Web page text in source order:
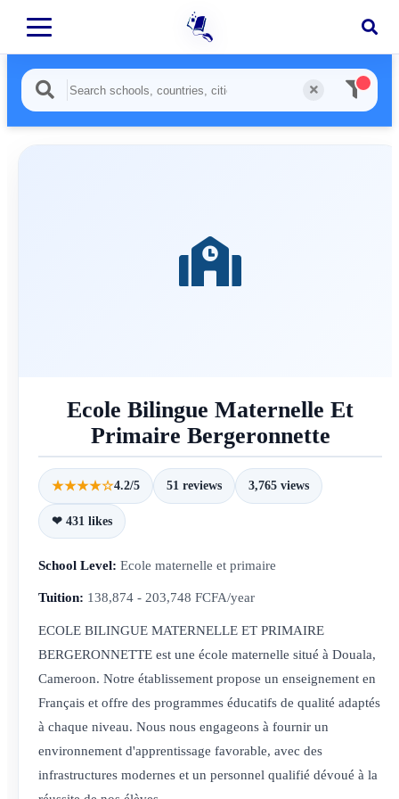
Ecole Bilingue Maternelle Et
Primaire Bergeronnette
★★★★☆4.2/5 51 reviews 3,765 views
❤ 431 likes
School Level: Ecole maternelle et primaire
Tuition: 138,874 - 203,748 FCFA/year
ECOLE BILINGUE MATERNELLE ET PRIMAIRE
BERGERONNETTE est une école maternelle situé à Douala,
Cameroon. Notre établissement propose un enseignement en
Français et offre des programmes éducatifs de qualité adaptés
à chaque niveau. Nous nous engageons à fournir un
environnement d'apprentissage favorable, avec des
infrastructures modernes et un personnel qualifié dévoué à la